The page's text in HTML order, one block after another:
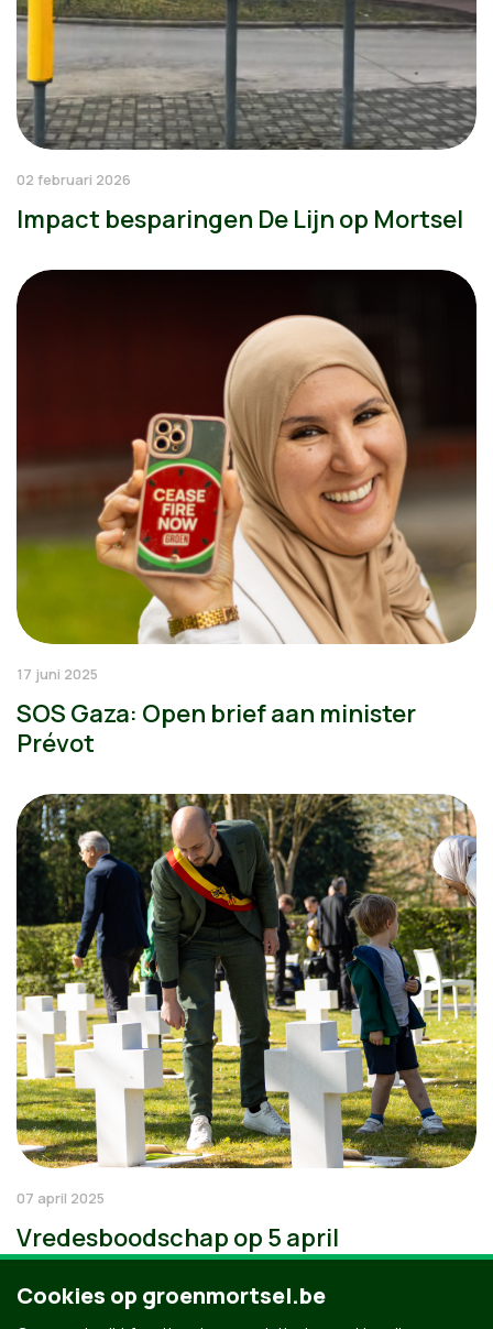
02 februari 2026
Impact besparingen De Lijn op Mortsel
17 juni 2025
SOS Gaza: Open brief aan minister
Prévot
07 april 2025
Vredesboodschap op 5 april
Cookies op groenmortsel.be